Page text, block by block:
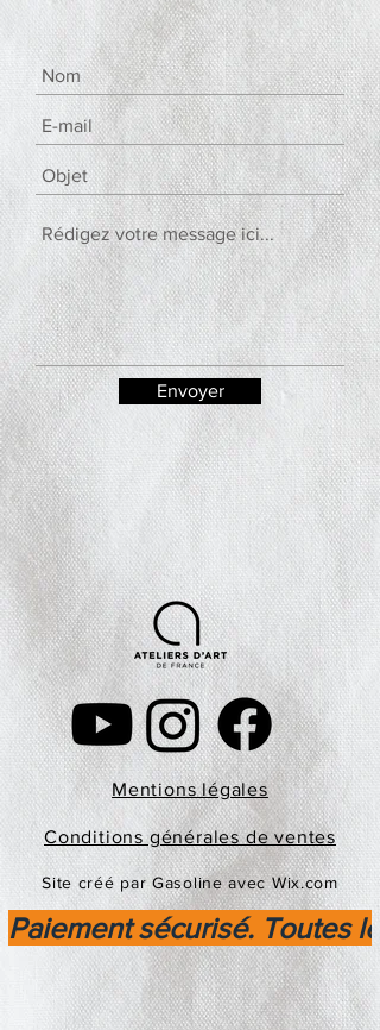
Envoyer
Mentions légales
Conditions générales de ventes
Site créé par Gasoline avec Wix.com
Paiement sécurisé. Toutes